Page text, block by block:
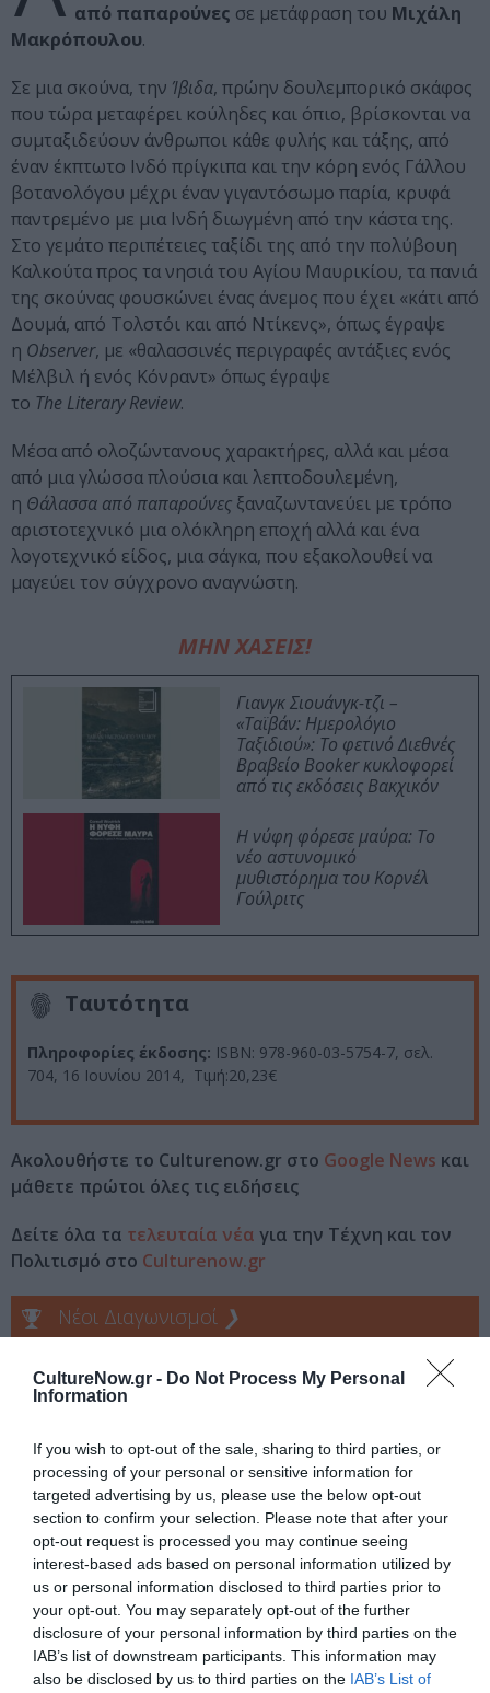
CultureNow.gr - Do Not Process My Personal
Information
If you wish to opt-out of the sale, sharing to third parties, or
processing of your personal or sensitive information for
targeted advertising by us, please use the below opt-out
section to confirm your selection. Please note that after your
opt-out request is processed you may continue seeing
interest-based ads based on personal information utilized by
us or personal information disclosed to third parties prior to
your opt-out. You may separately opt-out of the further
disclosure of your personal information by third parties on the
IAB’s list of downstream participants. This information may
also be disclosed by us to third parties on the IAB’s List of
από παπαρούνες σε μετάφραση του Μιχάλη
Μακρόπουλου.
Σε μια σκούνα, την Ίβιδα, πρώην δουλεμπορικό σκάφος
που τώρα μεταφέρει κούληδες και όπιο, βρίσκονται να
συμταξιδεύουν άνθρωποι κάθε φυλής και τάξης, από
έναν έκπτωτο Ινδό πρίγκιπα και την κόρη ενός Γάλλου
βοτανολόγου μέχρι έναν γιγαντόσωμο παρία, κρυφά
παντρεμένο με μια Ινδή διωγμένη από την κάστα της.
Στο γεμάτο περιπέτειες ταξίδι της από την πολύβουη
Καλκούτα προς τα νησιά του Αγίου Μαυρικίου, τα πανιά
της σκούνας φουσκώνει ένας άνεμος που έχει «κάτι από
Δουμά, από Τολστόι και από Ντίκενς», όπως έγραψε
η Observer, με «θαλασσινές περιγραφές αντάξιες ενός
Μέλβιλ ή ενός Κόνραντ» όπως έγραψε
το The Literary Review.
Μέσα από ολοζώντανους χαρακτήρες, αλλά και μέσα
από μια γλώσσα πλούσια και λεπτοδουλεμένη,
η Θάλασσα από παπαρούνες ξαναζωντανεύει με τρόπο
αριστοτεχνικό μια ολόκληρη εποχή αλλά και ένα
λογοτεχνικό είδος, μια σάγκα, που εξακολουθεί να
μαγεύει τον σύγχρονο αναγνώστη.
ΜΗΝ ΧΑΣΕΙΣ!
Γιανγκ Σιουάνγκ-τζι –
«Ταϊβάν: Ημερολόγιο
Ταξιδιού»: Το φετινό Διεθνές
Βραβείο Booker κυκλοφορεί
από τις εκδόσεις Βακχικόν
Η νύφη φόρεσε μαύρα: Το
νέο αστυνομικό
μυθιστόρημα του Κορνέλ
Γούλριτς
Ταυτότητα
Πληροφορίες έκδοσης: ISBN: 978-960-03-5754-7, σελ.
704, 16 Ιουνίου 2014, Τιμή:20,23€
Ακολουθήστε το Culturenow.gr στο Google News και
μάθετε πρώτοι όλες τις ειδήσεις
Δείτε όλα τα τελευταία νέα για την Τέχνη και τον
Πολιτισμό στο Culturenow.gr
Νέοι Διαγωνισμοί ❯
Tags
Newsletter
Κάθε βδομάδα στο e-mail σας τα τελευταία νέα για
την Τέχνη και τον Πολιτισμό!
Ακολουθήστε το Culturenow.gr